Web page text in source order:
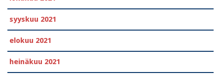
syyskuu 2021
elokuu 2021
heinäkuu 2021